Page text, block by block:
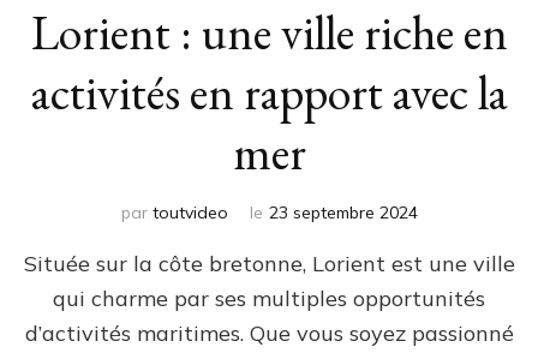
Lorient : une ville riche en
activités en rapport avec la
mer
par toutvideo le 23 septembre 2024
Située sur la côte bretonne, Lorient est une ville
qui charme par ses multiples opportunités
d’activités maritimes. Que vous soyez passionné